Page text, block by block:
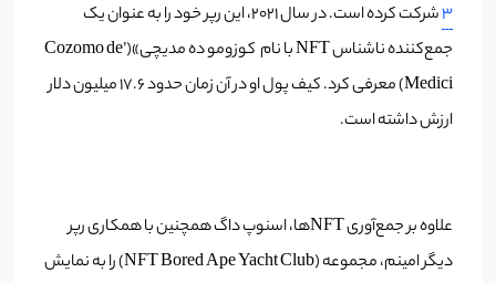
۳
شرکت کرده است. در سال ۲۰۲۱، این رپر خود را به عنوان یک
جمع‌کننده ناشناس NFT با نام کوزومو ده مدیچی»(Cozomo de’
Medici) معرفی کرد. کیف پول او در آن زمان حدود ۱۷.۶ میلیون دلار
ارزش داشته است.
علاوه بر جمع‌آوری NFTها، اسنوپ داگ همچنین با همکاری رپر
دیگر امینم، مجموعه (NFT Bored Ape Yacht Club) را به نمایش